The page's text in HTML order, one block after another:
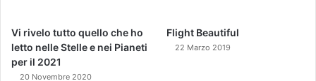
Vi rivelo tutto quello che ho
letto nelle Stelle e nei Pianeti
per il 2021
20 Novembre 2020
Flight Beautiful
22 Marzo 2019